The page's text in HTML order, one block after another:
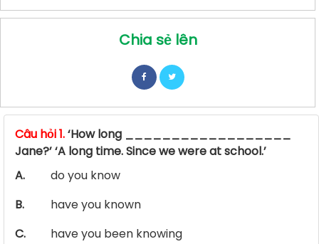
Chia sẻ lên
Câu hỏi 1.‘How long __________________
Jane?’ ‘A long time. Since we were at school.’
A.
do you know
B.
have you known
C.
have you been knowing